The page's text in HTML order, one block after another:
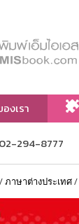
งเรา
294-8777
/ภาษาต่างประเทศ/